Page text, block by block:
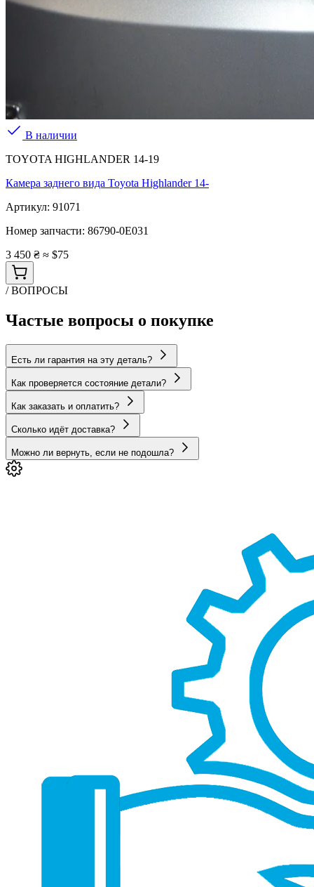
В наличии
TOYOTA HIGHLANDER 14-19
Камера заднего вида Toyota Highlander 14-
Артикул: 91071
Номер запчасти: 86790-0E031
3 450 ₴ ≈ $75
/ ВОПРОСЫ
Частые вопросы о покупке
Есть ли гарантия на эту деталь?
Как проверяется состояние детали?
Как заказать и оплатить?
Сколько идёт доставка?
Можно ли вернуть, если не подошла?